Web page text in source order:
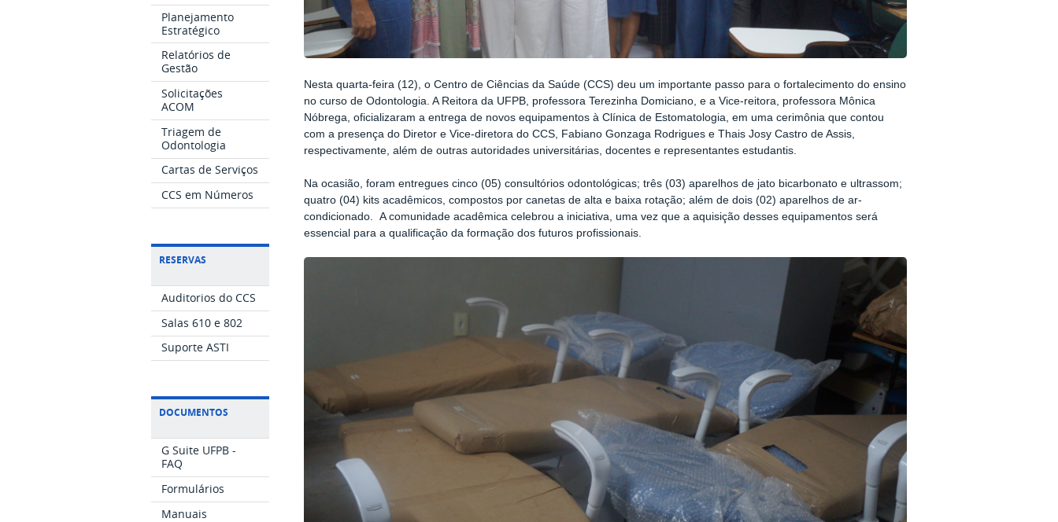
Planejamento
Estratégico
Relatórios de
Gestão
Solicitações
ACOM
Triagem de
Odontologia
Cartas de Serviços
CCS em Números
RESERVAS
Auditorios do CCS
Salas 610 e 802
Suporte ASTI
DOCUMENTOS
G Suite UFPB -
FAQ
Formulários
Manuais
Nesta quarta-feira (12), o Centro de Ciências da Saúde (CCS) deu um importante passo para o fortalecimento do ensino
no curso de Odontologia. A Reitora da UFPB, professora Terezinha Domiciano, e a Vice-reitora, professora Mônica
Nóbrega, oficializaram a entrega de novos equipamentos à Clínica de Estomatologia, em uma cerimônia que contou
com a presença do Diretor e Vice-diretora do CCS, Fabiano Gonzaga Rodrigues e Thais Josy Castro de Assis,
respectivamente, além de outras autoridades universitárias, docentes e representantes estudantis.
Na ocasião, foram entregues cinco (05) consultórios odontológicas; três (03) aparelhos de jato bicarbonato e ultrassom;
quatro (04) kits acadêmicos, compostos por canetas de alta e baixa rotação; além de dois (02) aparelhos de ar-
condicionado. A comunidade acadêmica celebrou a iniciativa, uma vez que a aquisição desses equipamentos será
essencial para a qualificação da formação dos futuros profissionais.